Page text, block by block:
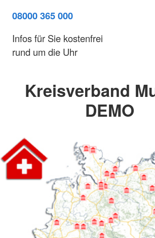
08000 365 000
Infos für Sie kostenfrei
rund um die Uhr
Kreisverband
DEMO